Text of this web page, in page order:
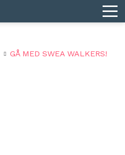
GÅ MED SWEA WALKERS!